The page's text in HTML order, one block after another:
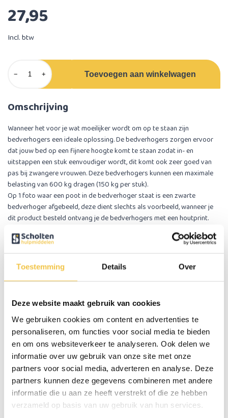
Toestemming Details Over
Deze website maakt gebruik van cookies
We gebruiken cookies om content en advertenties te
personaliseren, om functies voor social media te bieden
en om ons websiteverkeer te analyseren. Ook delen we
informatie over uw gebruik van onze site met onze
partners voor social media, adverteren en analyse. Deze
partners kunnen deze gegevens combineren met andere
informatie die u aan ze heeft verstrekt of die ze hebben
verzameld op basis van uw gebruik van hun services.
27,95
Incl. btw
− + Toevoegen aan winkelwagen
Omschrijving
Wanneer het voor je wat moeilijker wordt om op te staan zijn
bedverhogers een ideale oplossing. De bedverhogers zorgen ervoor
dat jouw bed op een fijnere hoogte komt te staan zodat in- en
uitstappen een stuk eenvoudiger wordt, dit komt ook zeer goed van
pas bij zwangere vrouwen. Deze bedverhogers kunnen een maximale
belasting van 600 kg dragen (150 kg per stuk).
Op 1 foto waar een poot in de bedverhoger staat is een zwarte
bedverhoger afgebeeld, deze dient slechts als voorbeeld, wanneer je
dit product besteld ontvang je de bedverhogers met een houtprint.
Deze bedverhogers verhogen je bed/meubels met 13 cm. Het is
bedverhogers passen.
De poten kunnen een maximale afmeting van 7 x 7 cm hebben.
gebruikt worden, bijvoorbeeld stoelen en bankstellen.
De bedverhogers worden per set van 4 stuks geleverd. Als je
dit artikel 1 keer bestelt ontvang je 4 bedverhogers. Je kunt
ook losse verhogers bij bestellen:Bedverhoger 13 cm HOUTPRINT per
stuk
Specificaties van de bedverhogers 13 cm HOUTPRINT
Hoogte: 13 cm
Materiaal:
kunststof
Kleur: houtprint
Afmetingen binnenzijde (maximale afmetingen poot die erin past):